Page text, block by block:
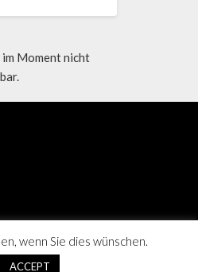
Moment nicht
wenn Sie dies wünschen.
ACCEPT